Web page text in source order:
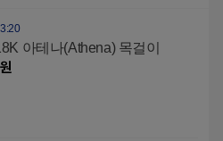
아테나(Athena) 목걸이
원